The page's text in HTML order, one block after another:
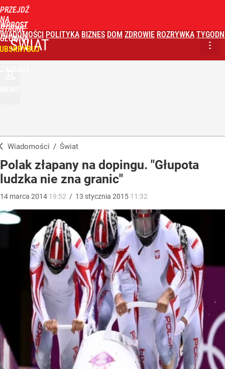
PRZEJDŹ
NA
STRONĘ
GŁÓWNĄ
WPROST
WIADOMOŚCI POLITYKA BIZNES DOM ZDROWIE ROZRYWKA
ŚWIAT
Wiadomości / Świat
Polak złapany na dopingu. "Głupota
ludzka nie zna granic"
14 marca 2014 19:52 / 13 stycznia 2015 11:32